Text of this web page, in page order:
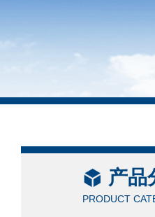
产品
PRODUCT